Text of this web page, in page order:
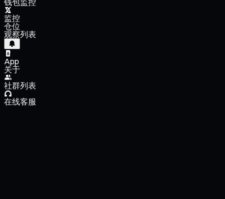
钱包监控
监控
仓位
观察列表
App
关于
社群列表
在线客服